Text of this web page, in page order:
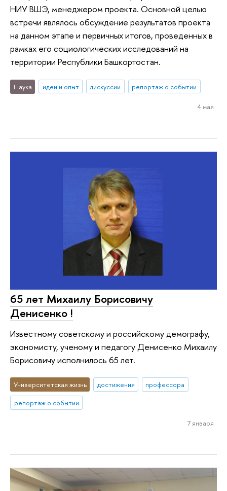
НИУ ВШЭ, менеджером проекта. Основной целью
встречи являлось обсуждение результатов проекта
на данном этапе и первичных итогов, проведенных в
рамках его социологических исследований на
территории Республики Башкортостан.
Наука идеи и опыт дискуссии репортаж о событии
4 мая
65 лет Михаилу Борисовичу
Денисенко !
Известному советскому и российскому демографу,
экономисту, ученому и педагогу Денисенко Михаилу
Борисовичу исполнилось 65 лет.
Университетская жизнь достижения
профессора
репортаж о событии
7 января